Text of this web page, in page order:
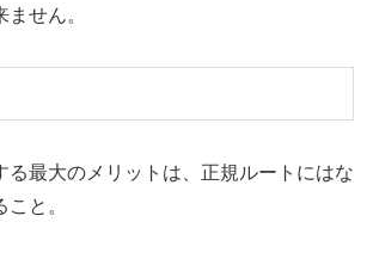
せん。
る最大のメリットは、正規ルートにはな
と。